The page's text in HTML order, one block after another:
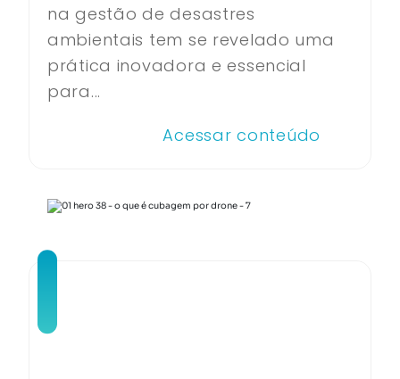
na gestão de desastres
ambientais tem se revelado uma
prática inovadora e essencial
para...
Acessar conteúdo